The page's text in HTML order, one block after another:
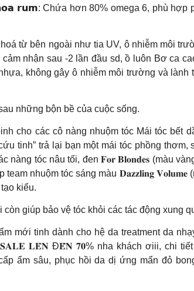
𝗿𝘂𝗺: Chứa hơn 80% omega 6, phù hợp
từ bên ngoài như tia UV, ô nhiễm môi
cảm nhận sau -2 lần đầu sd, ồ luôn Bơ ca
không gây ô nhiễm môi trường và lành
những bộn bề của cuộc sống.
cô nàng nhuộm tóc Mái tóc bết
tinh” trả lại bạn một mái tóc phồng thơm,
nàng tóc nâu tối, đen 𝐅𝐨𝐫 𝐁𝐥𝐨𝐧𝐝𝐞𝐬 (màu
nhuộm tóc sáng màu 𝐃𝐚𝐳𝐳𝐥𝐢𝐧𝐠 𝐕𝐨𝐥𝐮𝐦𝐞
kiểu.
giúp bảo vệ tóc khỏi các tác động xung
mới tinh dành cho hệ da treatment da
𝐒𝐀𝐋𝐄 𝐋𝐄̂𝐍 Đ𝐄̂́𝐍 𝟕𝟎% nha khách ơiii, chi
ẩm sâu, phục hồi da dị ứng mẩn đỏ